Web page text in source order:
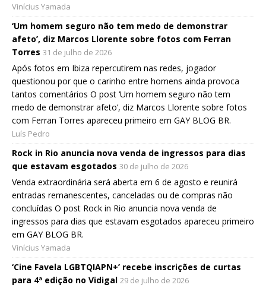
Vinícius Yamada
‘Um homem seguro não tem medo de demonstrar
afeto’, diz Marcos Llorente sobre fotos com Ferran
Torres 31 de julho de 2026
Após fotos em Ibiza repercutirem nas redes, jogador
questionou por que o carinho entre homens ainda provoca
tantos comentários O post ‘Um homem seguro não tem
medo de demonstrar afeto’, diz Marcos Llorente sobre fotos
com Ferran Torres apareceu primeiro em GAY BLOG BR.
Luís Pedro
Rock in Rio anuncia nova venda de ingressos para dias
que estavam esgotados 30 de julho de 2026
Venda extraordinária será aberta em 6 de agosto e reunirá
entradas remanescentes, canceladas ou de compras não
concluídas O post Rock in Rio anuncia nova venda de
ingressos para dias que estavam esgotados apareceu primeiro
em GAY BLOG BR.
Vinícius Yamada
‘Cine Favela LGBTQIAPN+’ recebe inscrições de curtas
para 4ª edição no Vidigal 29 de julho de 2026